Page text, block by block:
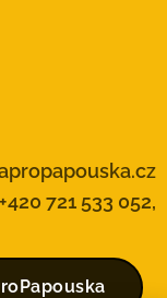
+420 721 533 052,